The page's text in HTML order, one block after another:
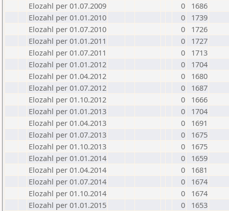
Elozahl per 01.07.2009
0
1686
Elozahl per 01.01.2010
0
1739
Elozahl per 01.07.2010
0
1726
Elozahl per 01.01.2011
0
1727
Elozahl per 01.07.2011
0
1713
Elozahl per 01.01.2012
0
1704
Elozahl per 01.04.2012
0
1680
Elozahl per 01.07.2012
0
1687
Elozahl per 01.10.2012
0
1666
Elozahl per 01.01.2013
0
1704
Elozahl per 01.04.2013
0
1691
Elozahl per 01.07.2013
0
1675
Elozahl per 01.10.2013
0
1675
Elozahl per 01.01.2014
0
1659
Elozahl per 01.04.2014
0
1681
Elozahl per 01.07.2014
0
1674
Elozahl per 01.10.2014
0
1674
Elozahl per 01.01.2015
0
1653